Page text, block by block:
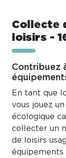
Collecte
loisirs -
Contribuez
En tant que
vous jouez
écologique
collecter un
de loisirs